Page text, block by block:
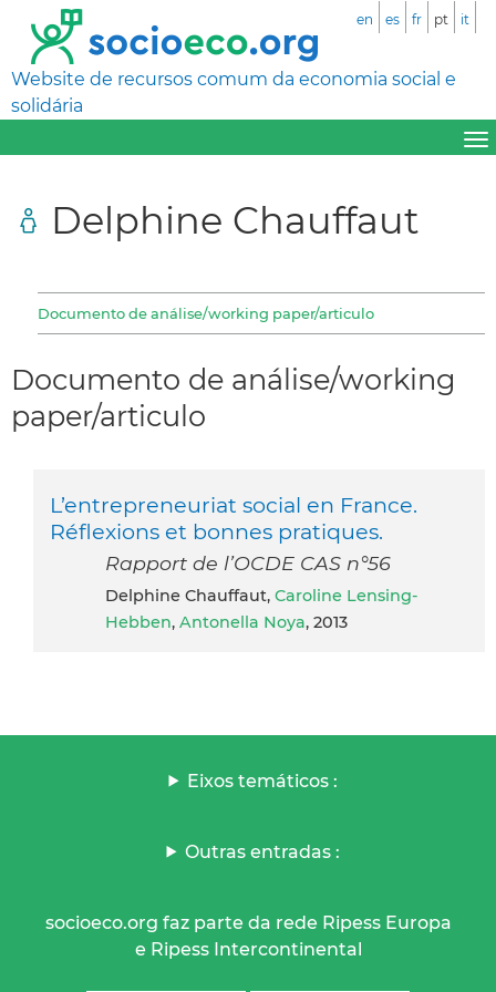
Website de recursos comum da economia social e
solidária
en es fr pt it
Delphine Chauffaut
Documento de análise/working paper/articulo
Documento de análise/working
paper/articulo
L’entrepreneuriat social en France.
Réflexions et bonnes pratiques.
Rapport de l’OCDE CAS n°56
Delphine Chauffaut, Caroline Lensing-
Hebben, Antonella Noya, 2013
Eixos temáticos :
Outras entradas :
socioeco.org faz parte da rede Ripess Europa
e Ripess Intercontinental